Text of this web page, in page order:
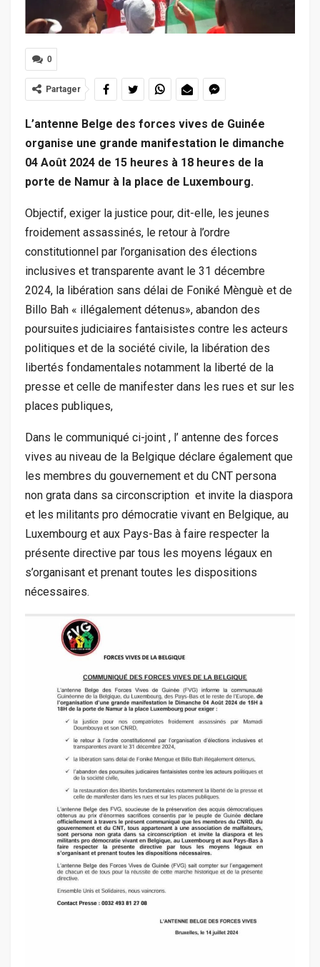
0
Partager
L’antenne Belge des forces vives de Guinée
organise une grande manifestation le dimanche
04 Août 2024 de 15 heures à 18 heures de la
porte de Namur à la place de Luxembourg.
Objectif, exiger la justice pour, dit-elle, les jeunes
froidement assassinés, le retour à l’ordre
constitutionnel par l’organisation des élections
inclusives et transparente avant le 31 décembre
2024, la libération sans délai de Foniké Mènguè et de
Billo Bah « illégalement détenus», abandon des
poursuites judiciaires fantaisistes contre les acteurs
politiques et de la société civile, la libération des
libertés fondamentales notamment la liberté de la
presse et celle de manifester dans les rues et sur les
places publiques,
Dans le communiqué ci-joint , l’ antenne des forces
vives au niveau de la Belgique déclare également que
les membres du gouvernement et du CNT persona
non grata dans sa circonscription et invite la diaspora
et les militants pro démocratie vivant en Belgique, au
Luxembourg et aux Pays-Bas à faire respecter la
présente directive par tous les moyens légaux en
s’organisant et prenant toutes les dispositions
nécessaires.